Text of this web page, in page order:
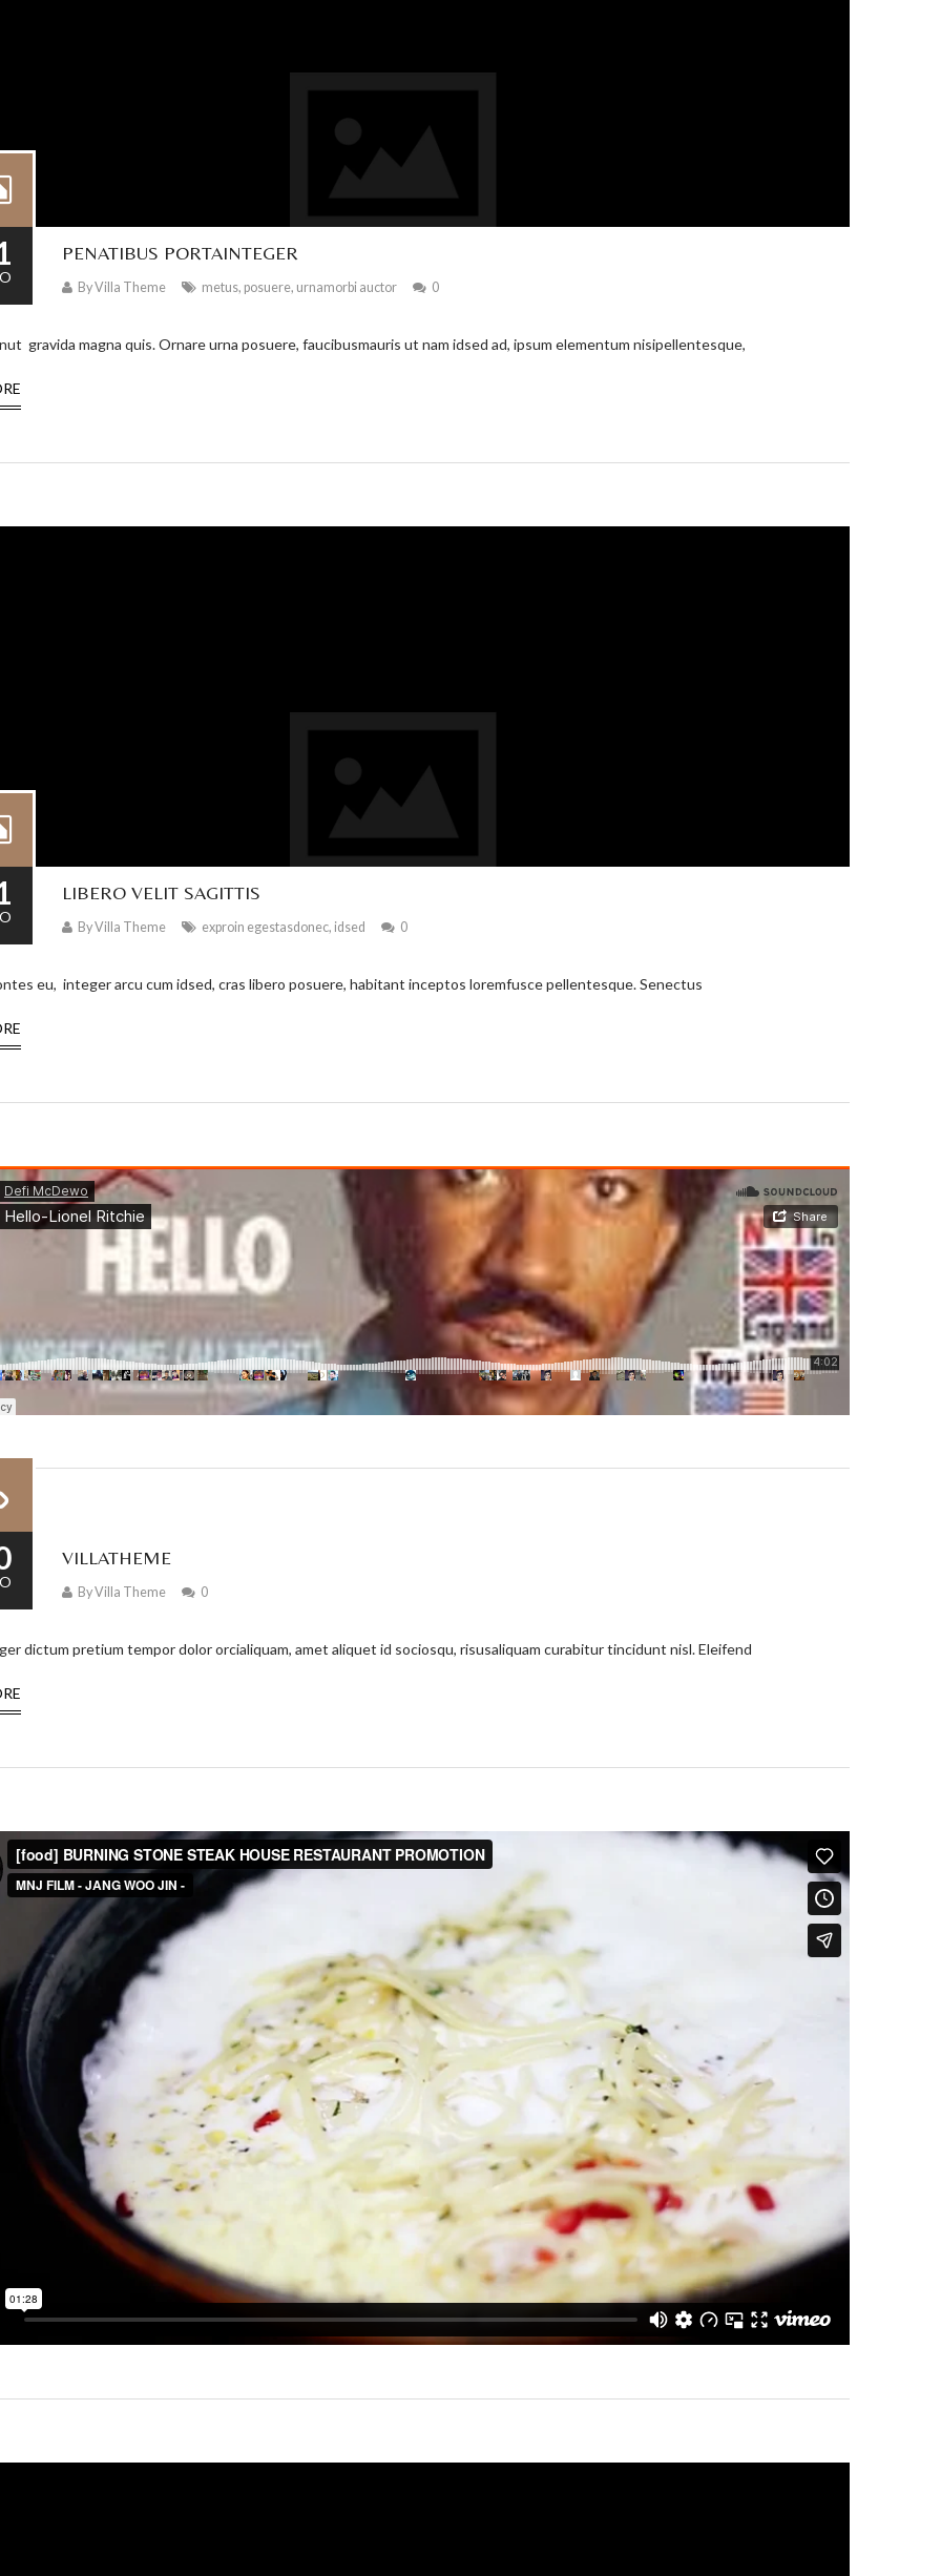
PENATIBUS PORTAINTEGER
ByVilla Theme metus, posuere, urnamorbi auctor 0
gravida magna quis. Ornare urna posuere, faucibusmauris ut nam idsed ad, ipsum elementum nisipellentesque,
LIBERO VELIT SAGITTIS
ByVilla Theme exproin egestasdonec, idsed 0
eu, integer arcu cum idsed, cras libero posuere, habitant inceptos loremfusce pellentesque. Senectus
VILLATHEME
ByVilla Theme 0
dictum pretium tempor dolor orcialiquam, amet aliquet id sociosqu, risusaliquam curabitur tincidunt nisl. Eleifend